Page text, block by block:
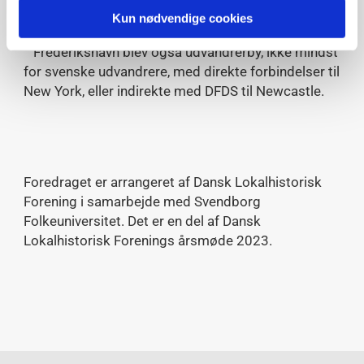
Kun nødvendige cookies
for de store Stenafærger, som sejler i hele Europa.
Frederikshavn blev også udvandrerby, ikke mindst
for svenske udvandrere, med direkte forbindelser til
New York, eller indirekte med DFDS til Newcastle.
Foredraget er arrangeret af Dansk Lokalhistorisk
Forening i samarbejde med Svendborg
Folkeuniversitet. Det er en del af Dansk
Lokalhistorisk Forenings årsmøde 2023.